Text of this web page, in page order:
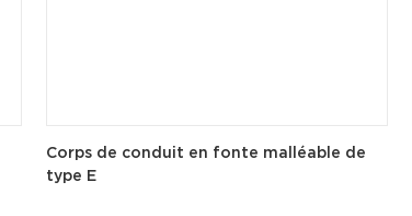
Corps de conduit en fonte malléable de
type E